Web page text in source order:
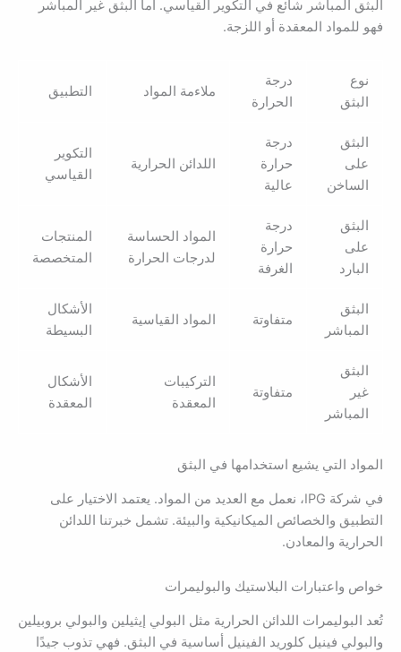
البثق المباشر شائع في التكوير القياسي. أما البثق غير المباشر
فهو للمواد المعقدة أو اللزجة.
نوع
البثق
درجة
الحرارة
ملاءمة المواد التطبيق
البثق
على
الساخن
درجة
حرارة
عالية
اللدائن الحرارية
التكوير
القياسي
البثق
على
البارد
درجة
حرارة
الغرفة
المواد الحساسة
لدرجات الحرارة
المنتجات
المتخصصة
البثق
المباشر
متفاوتة المواد القياسية
الأشكال
البسيطة
البثق
غير
المباشر
متفاوتة
التركيبات
المعقدة
الأشكال
المعقدة
المواد التي يشيع استخدامها في البثق
في شركة IPG، نعمل مع العديد من المواد. يعتمد الاختيار على
التطبيق والخصائص الميكانيكية والبيئة. تشمل خبرتنا اللدائن
الحرارية والمعادن.
خواص واعتبارات البلاستيك والبوليمرات
تُعد البوليمرات اللدائن الحرارية مثل البولي إيثيلين والبولي بروبيلين
والبولي فينيل كلوريد الفينيل أساسية في البثق. فهي تذوب جيدًا